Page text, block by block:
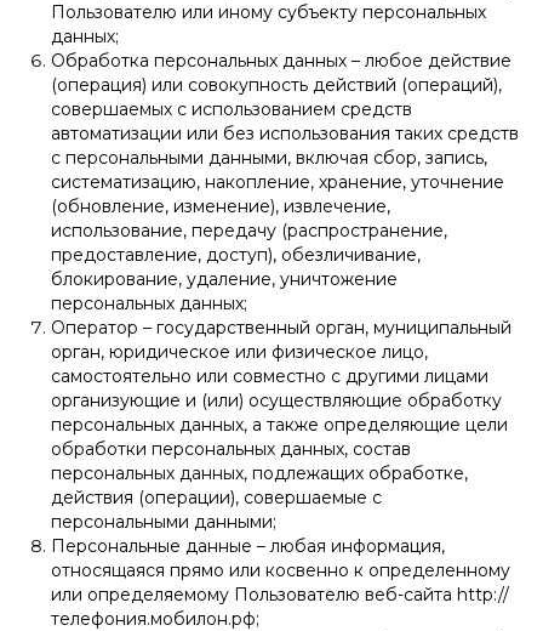
Пользователю или иному субъекту персональных
данных;
Обработка персональных данных – любое действие
(операция) или совокупность действий (операций),
совершаемых с использованием средств
автоматизации или без использования таких средств
с персональными данными, включая сбор, запись,
систематизацию, накопление, хранение, уточнение
(обновление, изменение), извлечение,
использование, передачу (распространение,
предоставление, доступ), обезличивание,
блокирование, удаление, уничтожение
персональных данных;
Оператор – государственный орган, муниципальный
орган, юридическое или физическое лицо,
самостоятельно или совместно с другими лицами
организующие и (или) осуществляющие обработку
персональных данных, а также определяющие цели
обработки персональных данных, состав
персональных данных, подлежащих обработке,
действия (операции), совершаемые с
персональными данными;
Персональные данные – любая информация,
относящаяся прямо или косвенно к определенному
или определяемому Пользователю веб-сайта http://
телефония.мобилон.рф;